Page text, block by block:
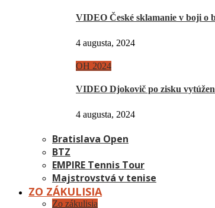
VIDEO České sklamanie v boji
4 augusta, 2024
OH 2024
VIDEO Djokovič po zisku
4 augusta, 2024
Bratislava Open
BTZ
EMPIRE Tennis Tour
Majstrovstvá v tenise
ZO ZÁKULISIA
Zo zákulisia